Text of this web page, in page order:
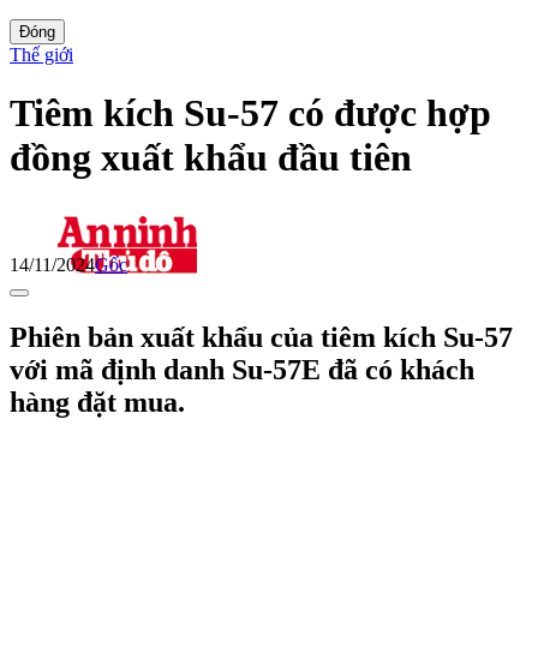
Đóng
Thế giới
Tiêm kích Su-57 có được hợp
đồng xuất khẩu đầu tiên
14/11/2024Gốc
Phiên bản xuất khẩu của tiêm kích Su-57
với mã định danh Su-57E đã có khách
hàng đặt mua.